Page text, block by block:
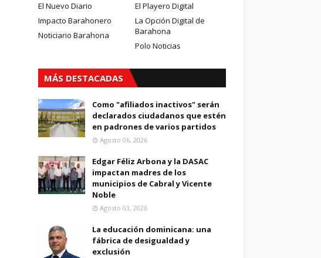
El Nuevo Diario
El Playero Digital
Impacto Barahonero
La Opción Digital de
Barahona
Noticiario Barahona
Polo Noticias
MÁS DESTACADAS
Como "afiliados inactivos" serán
declarados ciudadanos que estén
en padrones de varios partidos
Agosto 06, 2026
Edgar Féliz Arbona y la DASAC
impactan madres de los
municipios de Cabral y Vicente
Noble
Agosto 03, 2026
La educación dominicana: una
fábrica de desigualdad y
exclusión